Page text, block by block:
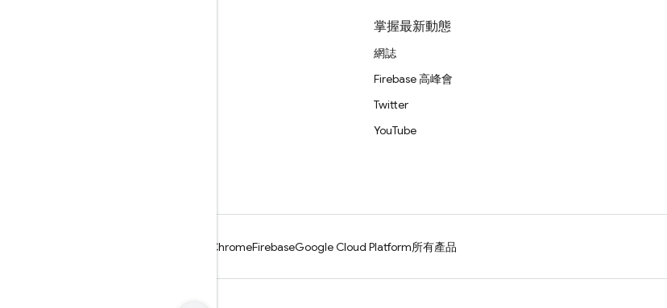
掌握最新動態
網誌
Firebase 高峰會
Twitter
YouTube
ChromeFirebaseGoogle Cloud Platform所有產品